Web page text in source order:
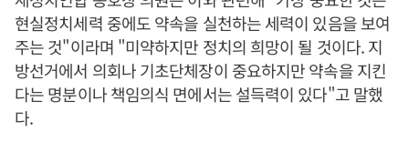
현실정치세력 중에도 약속을 실천하는 세력이 있음을 보여
주는 것"이라며 "미약하지만 정치의 희망이 될 것이다. 지
방선거에서 의회나 기초단체장이 중요하지만 약속을 지킨
다는 명분이나 책임의식 면에서는 설득력이 있다"고 말했
다.